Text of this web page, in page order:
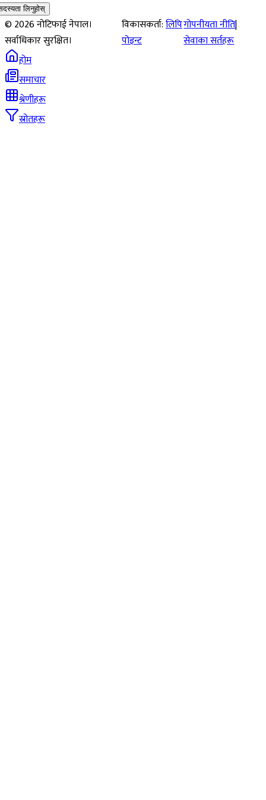
लिनुहोस्
©2026नोटिफाई नेपाल।
सर्वाधिकार सुरक्षित।
विकासकर्ता:लिपि
पोइन्ट
गोपनीयता नीति|
सेवाका सर्तहरू
होम
समाचार
श्रेणीहरू
स्रोतहरू